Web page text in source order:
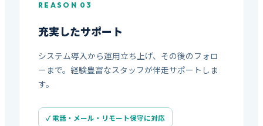
REASON 03
充実したサポート
システム導入から運用立ち上げ、その後のフォロ
ーまで。経験豊富なスタッフが伴走サポートしま
す。
✓ 電話・メール・リモート保守に対応